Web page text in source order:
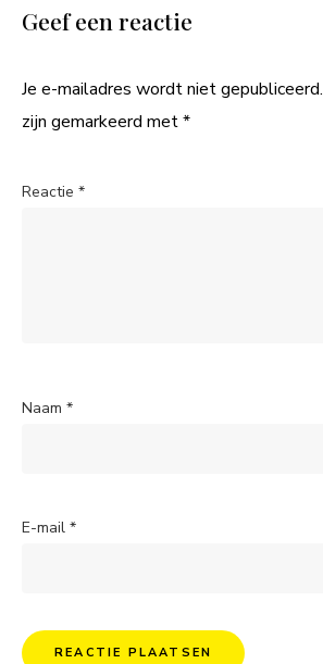
Geef een reactie
Je e-mailadres wordt niet gepubliceerd.
zijn gemarkeerd met*
Reactie *
Naam *
E-mail *